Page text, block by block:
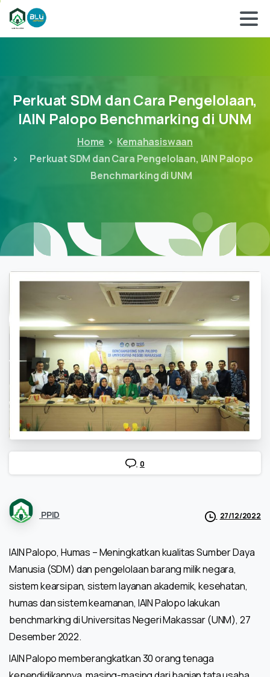
Perkuat SDM danCara Pengelolaan,
IAIN Palopo Benchmarking di UNM
Home
Kemahasiswaan
Perkuat SDM dan Cara Pengelolaan, IAIN Palopo
Benchmarking di UNM
0
PPID 27/12/2022
IAIN Palopo, Humas – Meningkatkan kualitas Sumber Daya
Manusia (SDM) dan pengelolaan barang milik negara,
sistem kearsipan, sistem layanan akademik, kesehatan,
humas dan sistem keamanan, IAIN Palopo lakukan
benchmarking di Universitas Negeri Makassar (UNM), 27
Desember 2022.
IAIN Palopo memberangkatkan 30 orang tenaga